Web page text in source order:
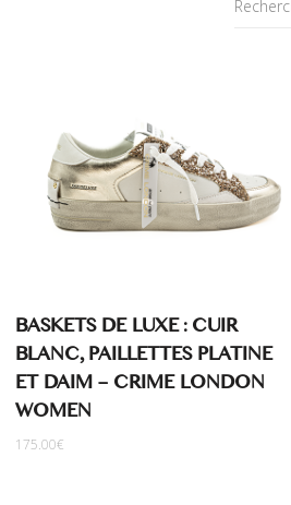
BASKETS DE LUXE : CUIR
BLANC, PAILLETTES PLATINE
ET DAIM – CRIME LONDON
WOMEN
175.00€